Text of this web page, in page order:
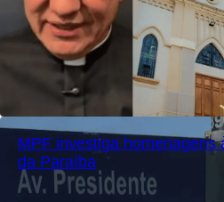
MPF investiga homenagens
da Paraíba